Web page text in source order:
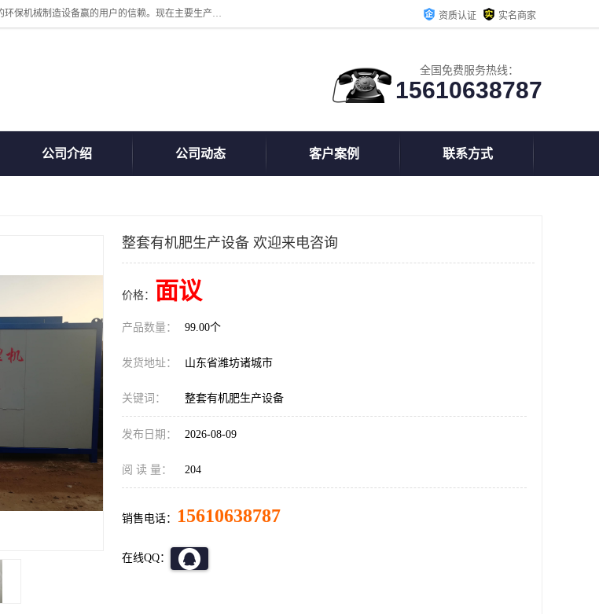
诸城汇泽机械有限公司是一家高新技术设备制造企业。公司坚持以高技术和，高服务于用户，以的环保机械制造设备赢的用户的信赖。现在主要生产死亡畜禽无害化处理和立式和卧式有机肥设备，搅拌机，烘干机，高温发酵机等。污水处理设备，固液分离机。气浮机，化制机等。公司秉承品质，用户至上，科技创新的经营理。 资质认证 实名商家
全国免费服务热线：
15610638787
公司介绍 公司动态 客户案例 联系方式
整套有机肥生产设备 欢迎来电咨询
价格： 面议
产品数量： 99.00个
发货地址： 山东省潍坊诸城市
关键词： 整套有机肥生产设备
发布日期： 2026-08-09
阅 读 量： 204
销售电话： 15610638787
在线QQ：